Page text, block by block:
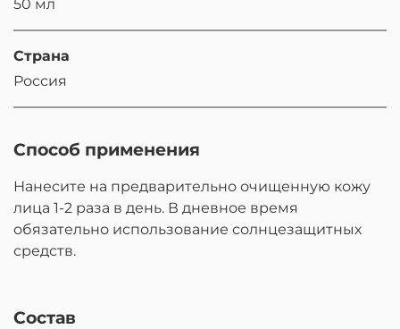
50 мл
Страна
Россия
Способ применения
Нанесите на предварительно очищенную кожу
лица 1-2 раза в день. В дневное время
обязательно использование солнцезащитных
средств.
Состав